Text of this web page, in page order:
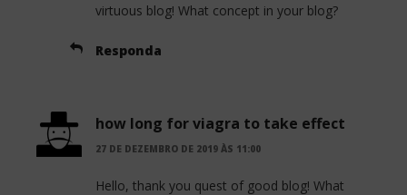
virtuous blog! What concept in your blog?
Responda
how long for viagra to take effect
27 DE DEZEMBRO DE 2019 ÀS 11:00
Hello, thank you quest of good blog! What